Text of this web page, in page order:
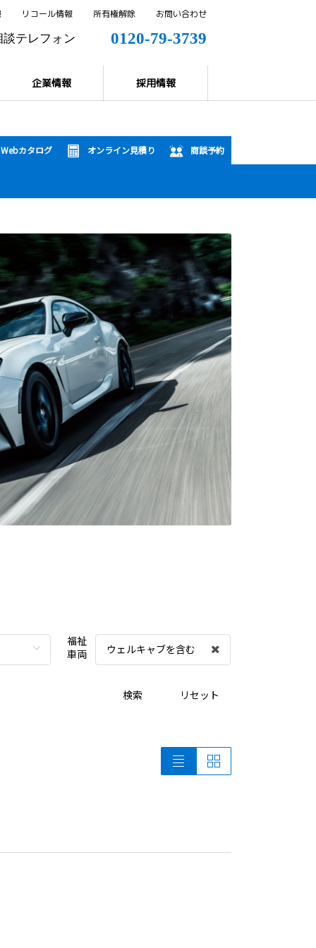
談テレフォン 0120-79-3739
企業情報 採用情報
リコール情報 所有権解除 お問い合わせ
Webカタログ オンライン見積り 商談予約
福祉
車両
ウェルキャブを含む
検索 リセット